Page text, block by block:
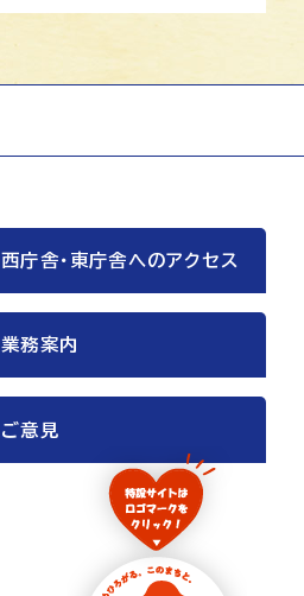
西庁舎・東庁舎へのアクセス
業務案内
ご意見